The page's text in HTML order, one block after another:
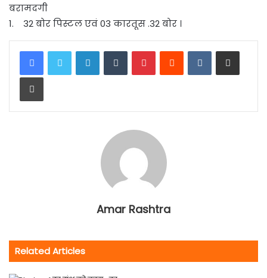
बरामदगी
1. 32 बोर पिस्टल एवं 03 कारतूस .32 बोर ।
LinkedInTumblrPinterestReddit VKontakteShare via Email
Print
Amar Rashtra
Related Articles